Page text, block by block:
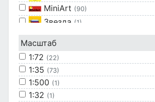
MiniArt (90)
Звезда (1)
Масштаб
1:72 (22)
1:35 (73)
1:500 (1)
1:32 (1)